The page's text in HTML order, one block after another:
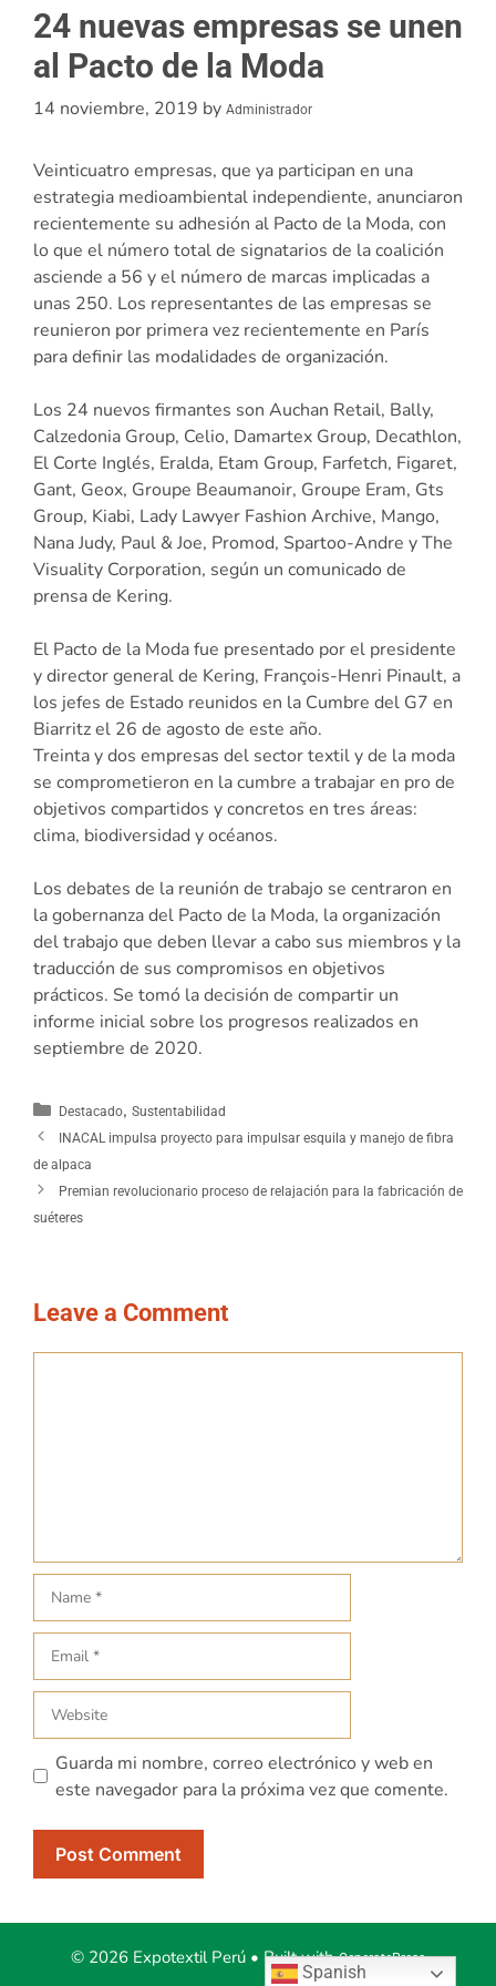
24 nuevas empresas se unen
al Pacto de la Moda
14 noviembre, 2019 by Administrador
Veinticuatro empresas, que ya participan en una
estrategia medioambiental independiente, anunciaron
recientemente su adhesión al Pacto de la Moda, con
lo que el número total de signatarios de la coalición
asciende a 56 y el número de marcas implicadas a
unas 250. Los representantes de las empresas se
reunieron por primera vez recientemente en París
para definir las modalidades de organización.
Los 24 nuevos firmantes son Auchan Retail, Bally,
Calzedonia Group, Celio, Damartex Group, Decathlon,
El Corte Inglés, Eralda, Etam Group, Farfetch, Figaret,
Gant, Geox, Groupe Beaumanoir, Groupe Eram, Gts
Group, Kiabi, Lady Lawyer Fashion Archive, Mango,
Nana Judy, Paul & Joe, Promod, Spartoo-Andre y The
Visuality Corporation, según un comunicado de
prensa de Kering.
El Pacto de la Moda fue presentado por el presidente
y director general de Kering, François-Henri Pinault, a
los jefes de Estado reunidos en la Cumbre del G7 en
Biarritz el 26 de agosto de este año.
Treinta y dos empresas del sector textil y de la moda
se comprometieron en la cumbre a trabajar en pro de
objetivos compartidos y concretos en tres áreas:
clima, biodiversidad y océanos.
Los debates de la reunión de trabajo se centraron en
la gobernanza del Pacto de la Moda, la organización
del trabajo que deben llevar a cabo sus miembros y la
traducción de sus compromisos en objetivos
prácticos. Se tomó la decisión de compartir un
informe inicial sobre los progresos realizados en
septiembre de 2020.
Destacado, Sustentabilidad
INACAL impulsa proyecto para impulsar esquila y manejo de fibra
de alpaca
Premian revolucionario proceso de relajación para la fabricación de
suéteres
Leave a Comment
Guarda mi nombre, correo electrónico y web en
este navegador para la próxima vez que comente.
© 2026 Expotextil Perú • Built withGeneratePress
Spanish